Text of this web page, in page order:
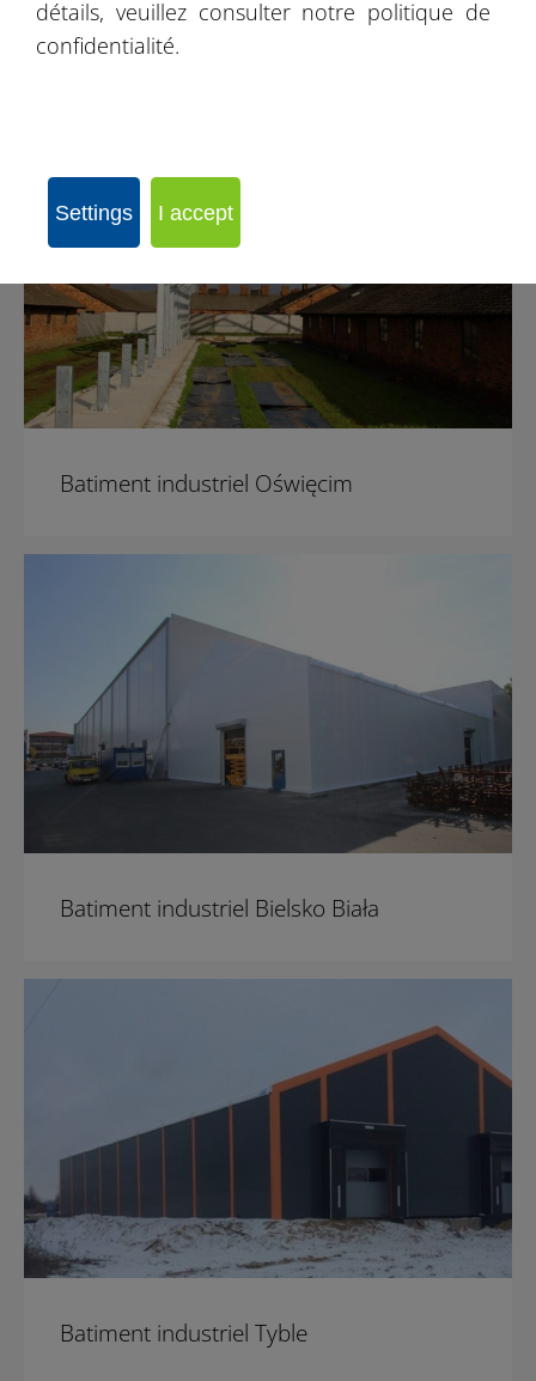
Batiment industriel Książ Wielkopolski
Batiment industriel Oświęcim
Batiment industriel Bielsko Biała
Batiment industriel Tyble
détails, veuillez consulter notre politique de
confidentialité.
Settings I accept